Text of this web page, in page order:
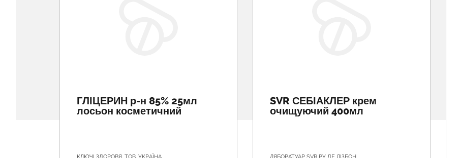
ГЛІЦЕРИН р-н 85% 25мл
лосьон косметичний
SVR СЕБІАКЛЕР крем
очищуючий 400мл